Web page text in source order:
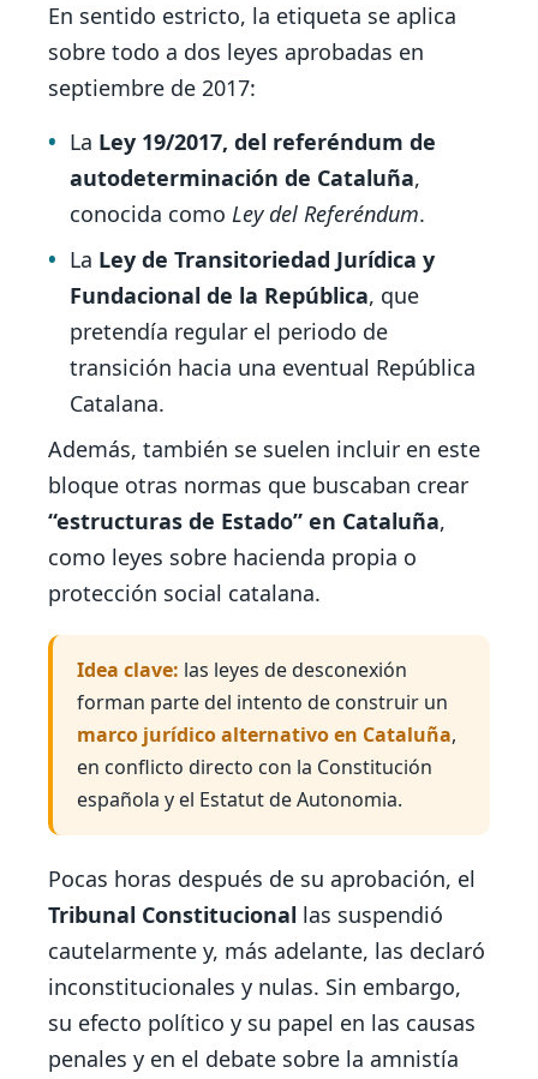
En sentido estricto, la etiqueta se aplica
sobre todo a dos leyes aprobadas en
septiembre de 2017:
La Ley 19/2017, del referéndum de
autodeterminación de Cataluña,
conocida como Ley del Referéndum.
La Ley de Transitoriedad Jurídica y
Fundacional de la República, que
pretendía regular el periodo de
transición hacia una eventual República
Catalana.
Además, también se suelen incluir en este
bloque otras normas que buscaban crear
“estructuras de Estado” en Cataluña,
como leyes sobre hacienda propia o
protección social catalana.
Idea clave: las leyes de desconexión
forman parte del intento de construir un
marco jurídico alternativo en Cataluña,
en conflicto directo con la Constitución
española y el Estatut de Autonomia.
Pocas horas después de su aprobación, el
Tribunal Constitucional las suspendió
cautelarmente y, más adelante, las declaró
inconstitucionales y nulas. Sin embargo,
su efecto político y su papel en las causas
penales y en el debate sobre la amnistía